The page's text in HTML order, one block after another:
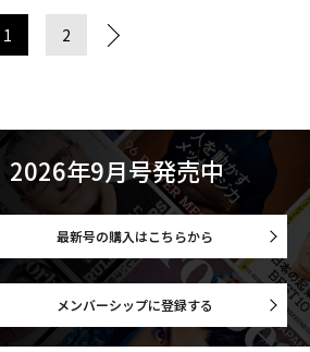
1 2
2026年9月号発売中
最新号の購入はこちらから
メンバーシップに登録する